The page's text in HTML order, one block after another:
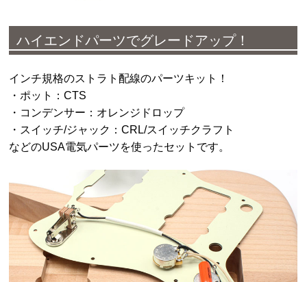
ハイエンドパーツでグレードアップ！
インチ規格のストラト配線のパーツキット！
・ポット：CTS
・コンデンサー：オレンジドロップ
・スイッチ/ジャック：CRL/スイッチクラフト
などのUSA電気パーツを使ったセットです。